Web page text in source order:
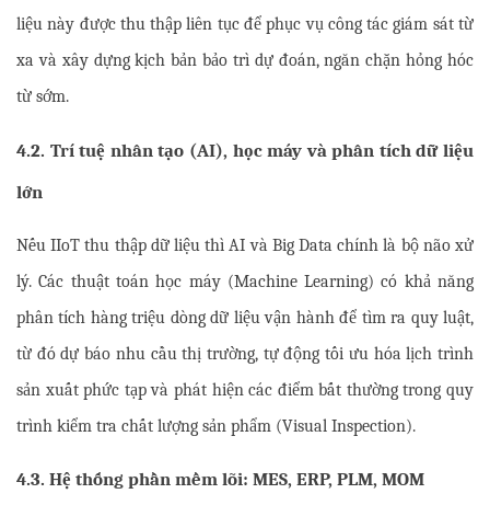
liệu này được thu thập liên tục để phục vụ công tác giám sát từ
xa và xây dựng kịch bản bảo trì dự đoán, ngăn chặn hỏng hóc
từ sớm.
4.2. Trí tuệ nhân tạo (AI), học máy và phân tích dữ liệu
lớn
Nếu IIoT thu thập dữ liệu thì AI và Big Data chính là bộ não xử
lý. Các thuật toán học máy (Machine Learning) có khả năng
phân tích hàng triệu dòng dữ liệu vận hành để tìm ra quy luật,
từ đó dự báo nhu cầu thị trường, tự động tối ưu hóa lịch trình
sản xuất phức tạp và phát hiện các điểm bất thường trong quy
trình kiểm tra chất lượng sản phẩm (Visual Inspection).
4.3. Hệ thống phần mềm lõi: MES, ERP, PLM, MOM